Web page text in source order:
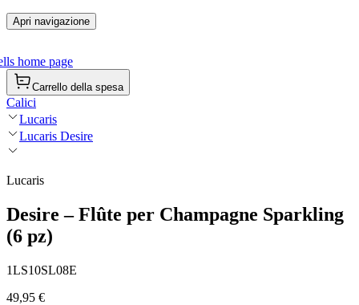
Apri navigazione
home page
Carrello della spesa
Calici
Lucaris
Lucaris Desire
Lucaris
Desire – Flûte per Champagne Sparkling
(6 pz)
1LS10SL08E
49,95 €